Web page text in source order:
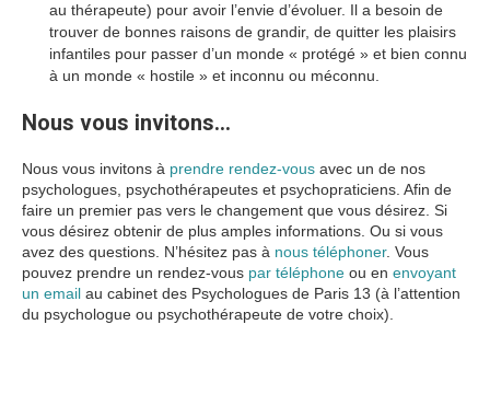
au thérapeute) pour avoir l’envie d’évoluer. Il a besoin de
trouver de bonnes raisons de grandir, de quitter les plaisirs
infantiles pour passer d’un monde « protégé » et bien connu
à un monde « hostile » et inconnu ou méconnu.
Nous vous invitons…
Nous vous invitons à prendre rendez-vous avec un de nos
psychologues, psychothérapeutes et psychopraticiens. Afin de
faire un premier pas vers le changement que vous désirez. Si
vous désirez obtenir de plus amples informations. Ou si vous
avez des questions. N’hésitez pas à nous téléphoner. Vous
pouvez prendre un rendez-vous par téléphone ou en envoyant
un email au cabinet des Psychologues de Paris 13 (à l’attention
du psychologue ou psychothérapeute de votre choix).